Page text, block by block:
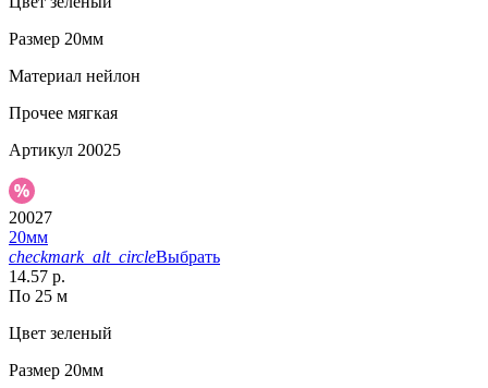
Размер 20мм
Материал нейлон
Прочее мягкая
Артикул 20025
20027
20мм
checkmark_alt_circleВыбрать
14.57 р.
По 25 м
Цвет зеленый
Размер 20мм